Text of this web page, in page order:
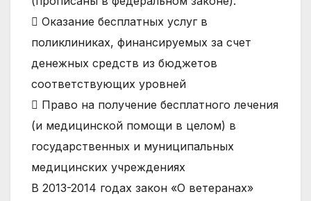
 Оказание бесплатных услуг в
поликлиниках, финансируемых за счет
денежных средств из бюджетов
соответствующих уровней
 Право на получение бесплатного лечения
(и медицинской помощи в целом) в
государственных и муниципальных
медицинских учреждениях
В 2013-2014 годах закон «О ветеранах»